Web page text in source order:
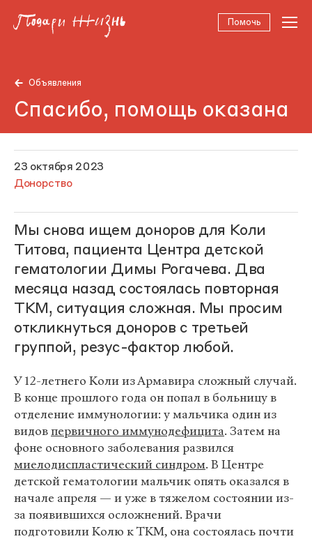
Помочь
Объявления
Спасибо, помощь оказана
23 октября 2023
Донорство
Мы снова ищем доноров для Коли
Титова, пациента Центра детской
гематологии Димы Рогачева. Два
месяца назад состоялась повторная
ТКМ, ситуация сложная. Мы просим
откликнуться доноров с третьей
группой, резус-фактор любой.
У 12-летнего Коли из Армавира сложный случай.
В конце прошлого года он попал в больницу в
отделение иммунологии: у мальчика один из
видовпервичного иммунодефицита. Затем на
фоне основного заболевания развился
миелодиспластический синдром. В Центре
детской гематологии мальчик опять оказался в
начале апреля — и уже в тяжелом состоянии из-
за появившихся осложнений. Врачи
подготовили Колю к ТКМ, она состоялась почти